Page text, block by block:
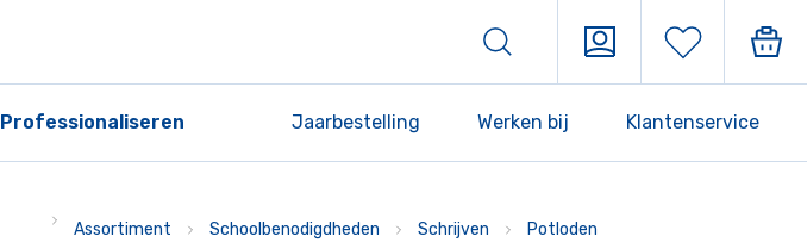
Professionaliseren Jaarbestelling Werken bij Klantenservice
Assortiment Schoolbenodigdheden Schrijven Potloden